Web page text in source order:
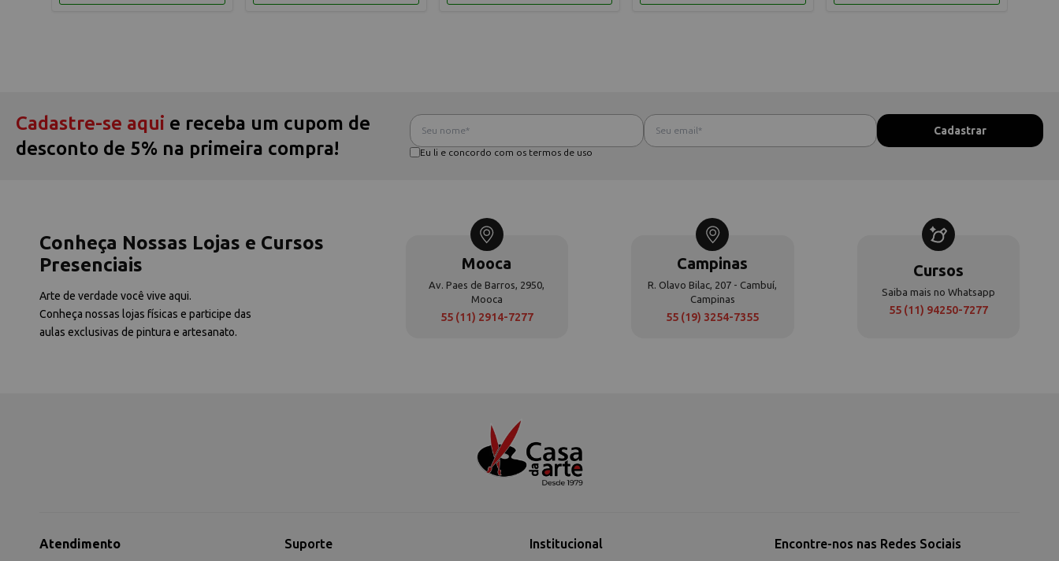
Cadastre-se aqui e receba um cupom de
desconto de 5% na primeira compra!
Eu li e concordo com os termos de uso
Conheça Nossas Lojas e Cursos
Presenciais
Arte de verdade você vive aqui.
Conheça nossas lojas físicas e participe das
aulas exclusivas de pintura e artesanato.
Mooca
Av. Paes de Barros, 2950,
Mooca
55 (11) 2914-7277
Campinas
R. Olavo Bilac, 207 - Cambuí,
Campinas
55 (19) 3254-7355
Cursos
Saiba mais no Whatsapp
55 (11) 94250-7277
Atendimento Suporte Institucional Encontre-nos nas Redes Sociais